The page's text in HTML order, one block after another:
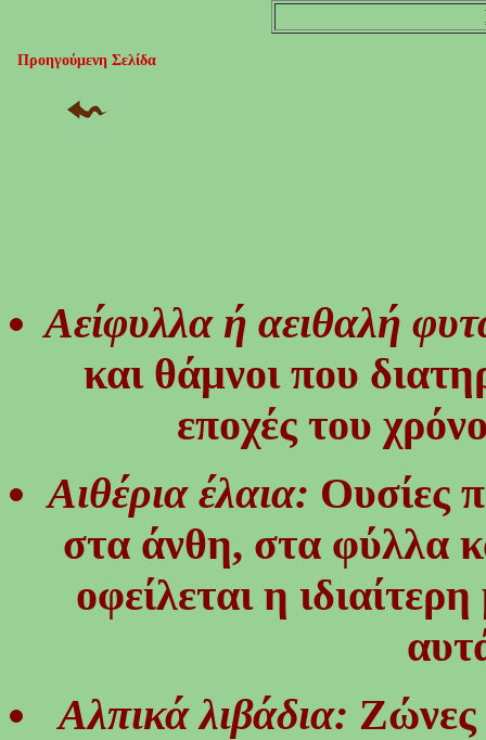
Προηγούμενη Σελίδα
Αείφυλλα ή αειθαλή
και θάμνοι που
εποχές του
Αιθέρια έλαια: Ουσίες
στα άνθη, στα φύλλα
οφείλεται η
Αλπικά λιβάδια: Ζώνες